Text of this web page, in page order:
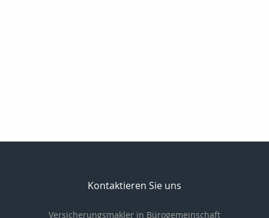
Kontaktieren Sie uns
Versicherungsmakler in Bürogemeinschaft